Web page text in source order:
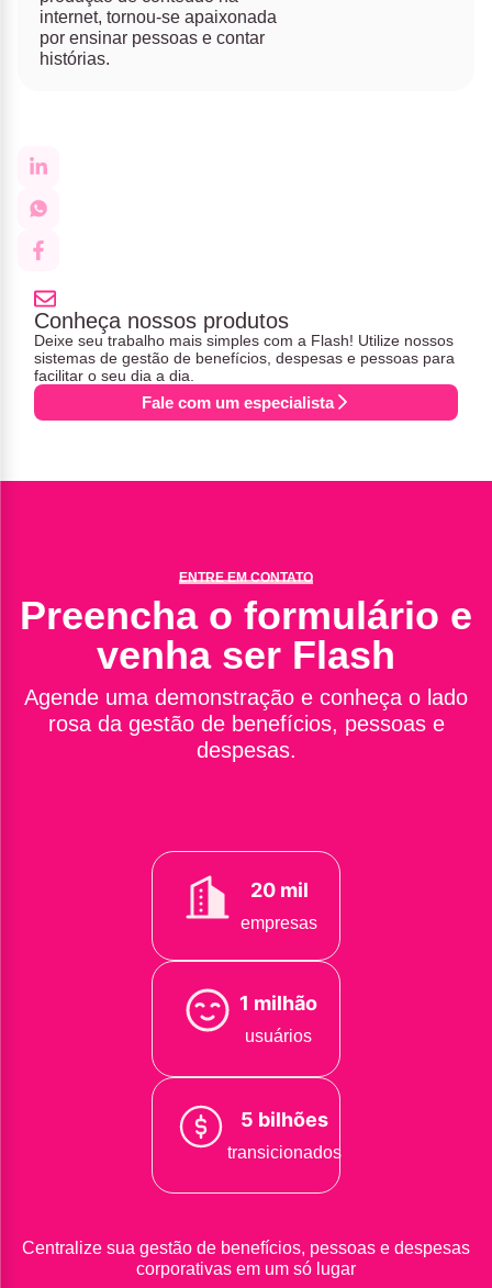
internet, tornou-se apaixonada
por ensinar pessoas e contar
histórias.
Conheça nossos produtos
Deixe seu trabalho mais simples com a Flash! Utilize nossos
sistemas de gestão de benefícios, despesas e pessoas para
facilitar o seu dia a dia.
Fale com um especialista
ENTRE EM CONTATO
Preencha o formulário e
venha ser Flash
Agende uma demonstração e conheça o lado
rosa da gestão de benefícios, pessoas e
despesas.
20 mil
empresas
1 milhão
usuários
5 bilhões
transicionados
Centralize sua gestão de benefícios, pessoas e despesas
corporativas em um só lugar